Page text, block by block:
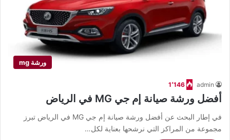
ورشة mg
admin 1٬146
أفضل ورشة صيانة إم جي MG في الرياض
في إطار البحث عن أفضل ورشة صيانة إم جي MG في الرياض تبرز
مجموعة من المراكز التي نرشحها بعناية لكل…